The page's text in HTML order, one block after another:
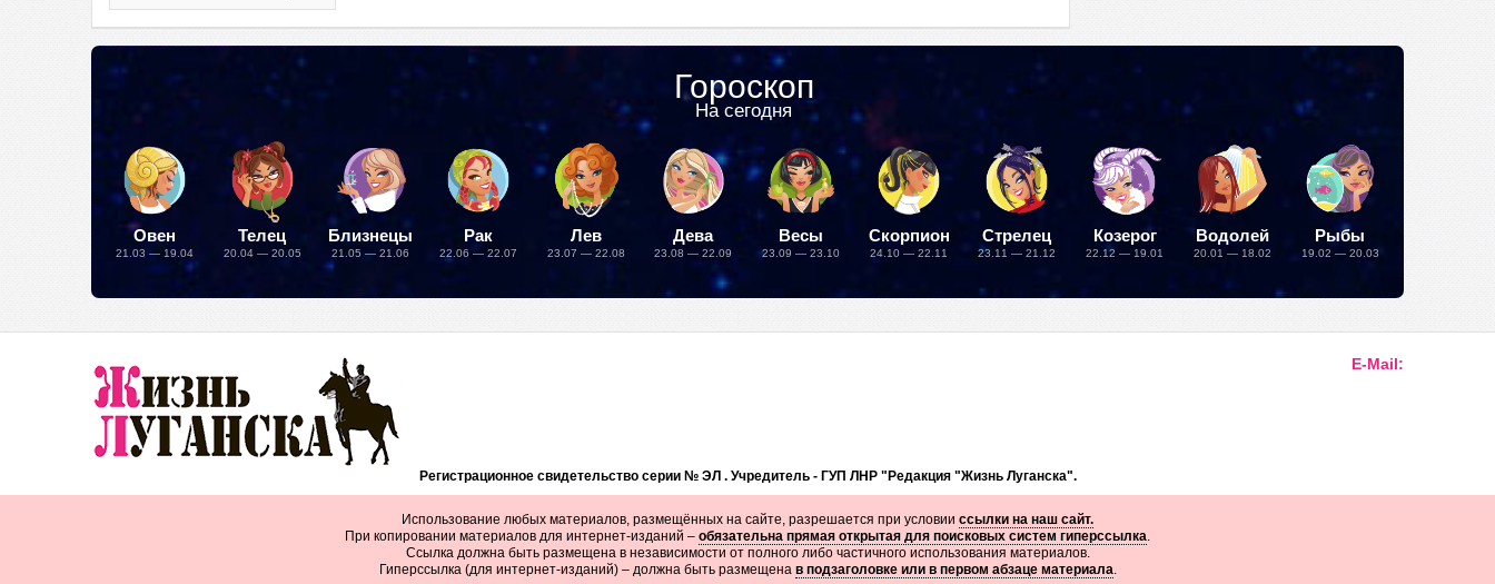
Гороскоп
На сегодня
Овен
21.03 — 19.04
Телец
20.04 — 20.05
Близнецы
21.05 — 21.06
Рак
22.06 — 22.07
Лев
23.07 — 22.08
Дева
23.08 — 22.09
Весы
23.09 — 23.10
Скорпион
24.10 — 22.11
Стрелец
23.11 — 21.12
Козерог
22.12 — 19.01
Водолей
20.01 — 18.02
Рыбы
19.02 — 20.03
E-Mail:
Регистрационное свидетельство серии № ЭЛ . Учредитель - ГУП ЛНР "Редакция "Жизнь Луганска".
Использование любых материалов, размещённых на сайте, разрешается при условии ссылки на наш сайт.
При копировании материалов для интернет-изданий – обязательна прямая открытая для поисковых систем гиперссылка.
Ссылка должна быть размещена в независимости от полного либо частичного использования материалов.
Гиперссылка (для интернет-изданий) – должна быть размещена в подзаголовке или в первом абзаце материала.